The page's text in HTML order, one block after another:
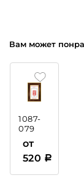
Вам может
1087-
079
пластиковая
от
520